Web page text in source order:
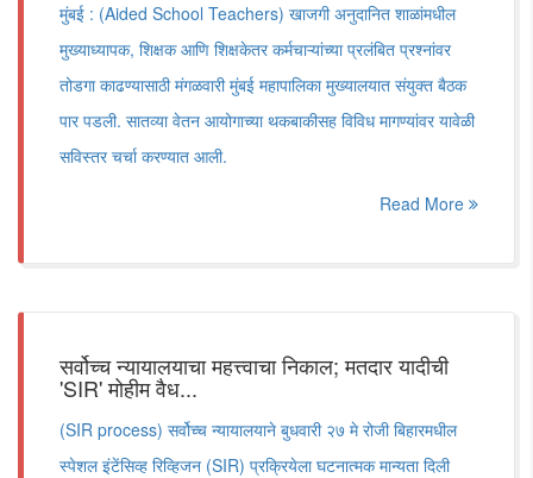
मुंबई : (Aided School Teachers) खाजगी अनुदानित शाळांमधील
मुख्याध्यापक, शिक्षक आणि शिक्षकेतर कर्मचाऱ्यांच्या प्रलंबित प्रश्नांवर
तोडगा काढण्यासाठी मंगळवारी मुंबई महापालिका मुख्यालयात संयुक्त बैठक
पार पडली. सातव्या वेतन आयोगाच्या थकबाकीसह विविध मागण्यांवर यावेळी
सविस्तर चर्चा करण्यात आली.
Read More
सर्वोच्च न्यायालयाचा महत्त्वाचा निकाल; मतदार यादीची
'SIR' मोहीम वैध...
(SIR process) सर्वोच्च न्यायालयाने बुधवारी २७ मे रोजी बिहारमधील
स्पेशल इंटेंसिव्ह रिव्हिजन (SIR) प्रक्रियेला घटनात्मक मान्यता दिली